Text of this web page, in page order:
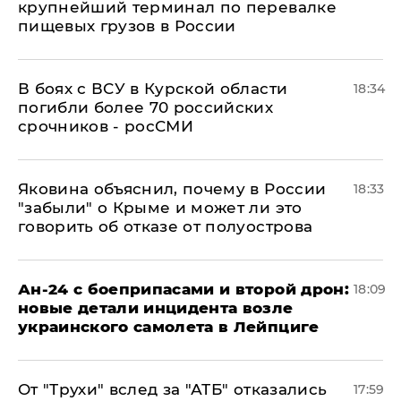
крупнейший терминал по перевалке
пищевых грузов в России
В боях с ВСУ в Курской области
погибли более 70 российских
срочников - росСМИ
18:34
Яковина объяснил, почему в России
"забыли" о Крыме и может ли это
говорить об отказе от полуострова
18:33
Ан-24 с боеприпасами и второй дрон:
новые детали инцидента возле
украинского самолета в Лейпциге
18:09
От "Трухи" вслед за "АТБ" отказались
17:59